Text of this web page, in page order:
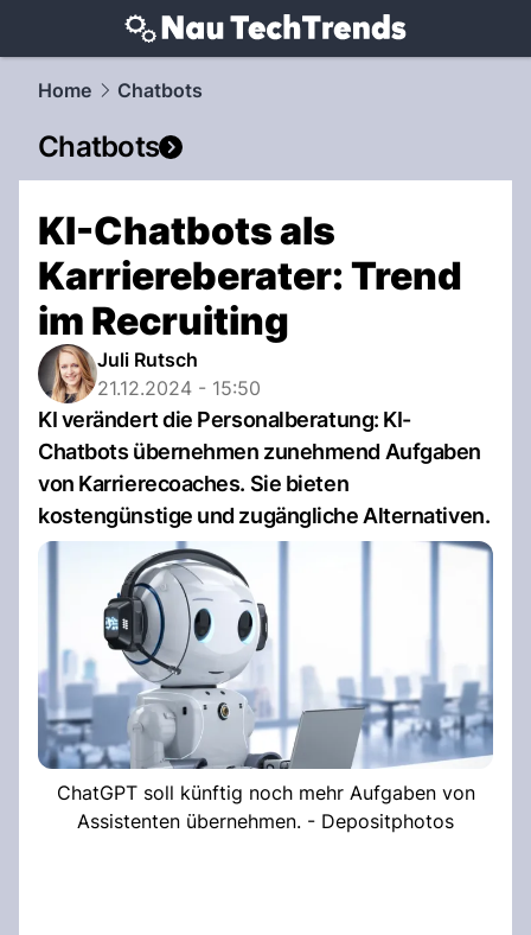
techtrends.NAU.ch
Home Chatbots
Chatbots
KI-Chatbots als
Karriereberater: Trend
im Recruiting
Juli Rutsch
21.12.2024 - 15:50
KI verändert die Personalberatung: KI-
Chatbots übernehmen zunehmend Aufgaben
von Karrierecoaches. Sie bieten
kostengünstige und zugängliche Alternativen.
ChatGPT soll künftig noch mehr Aufgaben von
Assistenten übernehmen. - Depositphotos